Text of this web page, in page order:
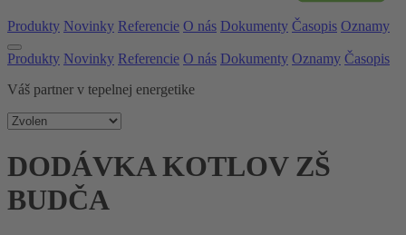
Produkty Novinky Referencie O nás Dokumenty Časopis Oznamy
Produkty Novinky Referencie O nás Dokumenty Oznamy Časopis
Váš partner v tepelnej energetike
DODÁVKA KOTLOV ZŠ
BUDČA